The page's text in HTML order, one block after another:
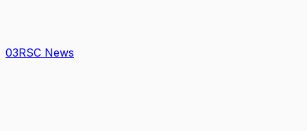
03RSC News